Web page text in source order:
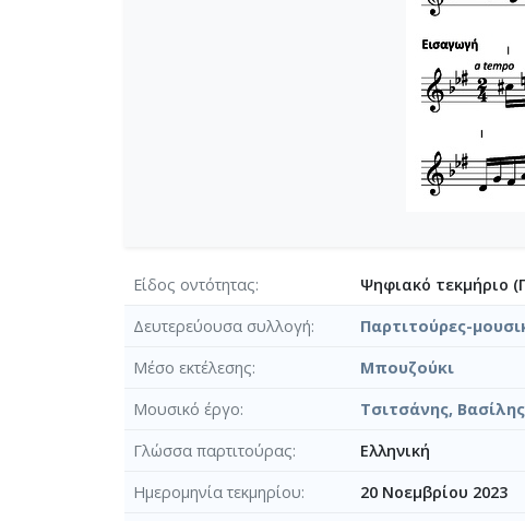
Είδος οντότητας
Ψηφιακό τεκμήριο
Δευτερεύουσα συλλογή
Παρτιτούρες-
Μέσο εκτέλεσης
Μπουζούκι
Μουσικό έργο
Τσιτσάνης,
Γλώσσα παρτιτούρας
Ελληνική
Ημερομηνία τεκμηρίου
20 Νοεμβρίου 2023